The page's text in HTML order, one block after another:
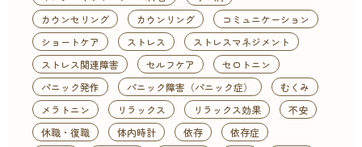
カウンセリング
カウンリング
コミュニケーション
ショートケア
ストレス
ストレスマネジメント
ストレス関連障害
セルフケア
セロトニン
パニック発作
パニック障害（パニック症）
むくみ
メラトニン
リラックス リラックス効果
不安
休職・復職
体内時計 依存
依存症